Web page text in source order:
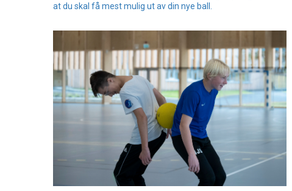
at du skal få mest mulig ut av din nye ball.